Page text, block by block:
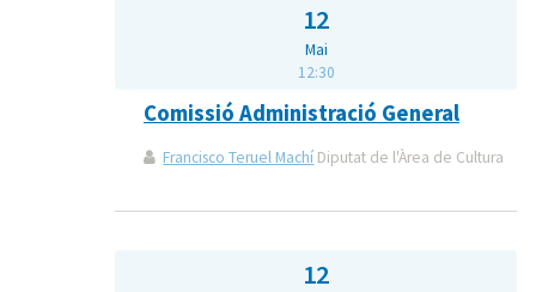
12
Mai
12:30
Comissió Administració General
Francisco Teruel Machí Diputat de l'Àrea de Cultura
12